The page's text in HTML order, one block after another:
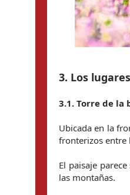
3. Los
3.1. Torre de la
Ubicada en la
fronterizos entre
El paisaje
las montañas.